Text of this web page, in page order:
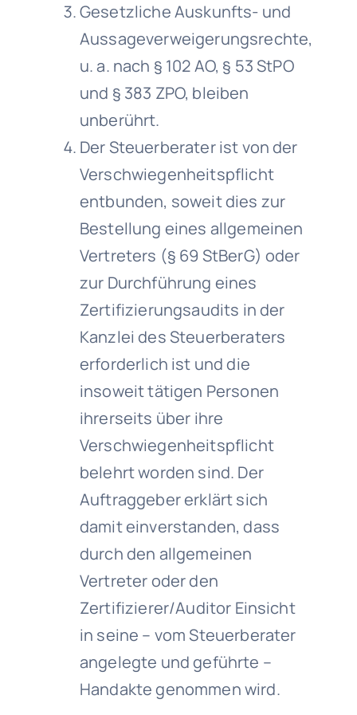
Gesetzliche Auskunfts- und
Aussageverweigerungsrechte,
u. a. nach § 102 AO, § 53 StPO
und § 383 ZPO, bleiben
unberührt.
Der Steuerberater ist von der
Verschwiegenheitspflicht
entbunden, soweit dies zur
Bestellung eines allgemeinen
Vertreters (§ 69 StBerG) oder
zur Durchführung eines
Zertifizierungsaudits in der
Kanzlei des Steuerberaters
erforderlich ist und die
insoweit tätigen Personen
ihrerseits über ihre
Verschwiegenheitspflicht
belehrt worden sind. Der
Auftraggeber erklärt sich
damit einverstanden, dass
durch den allgemeinen
Vertreter oder den
Zertifizierer/Auditor Einsicht
in seine – vom Steuerberater
angelegte und geführte –
Handakte genommen wird.